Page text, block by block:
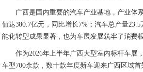
广西是国内重要的汽车产业基地，产业体
值达380.7亿元，同比增长7%；汽车总产量
能化转型成果显著，也为车展发展筑牢了消费根
作为2026年上半年广西大型室内标杆车展
车型700余款，数十款年度新车迎来广西区域